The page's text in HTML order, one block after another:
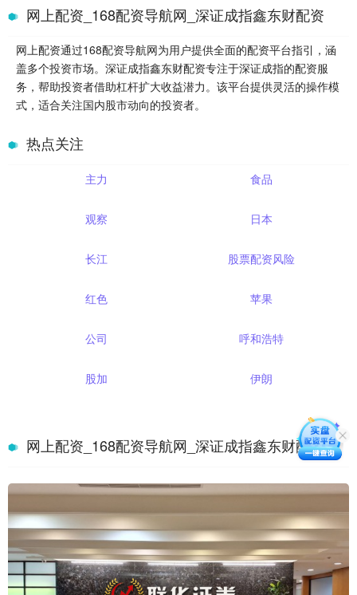
网上配资_168配资导航网_深证成指鑫东财配资
网上配资通过168配资导航网为用户提供全面的配资平台指引，涵
盖多个投资市场。深证成指鑫东财配资专注于深证成指的配资服
务，帮助投资者借助杠杆扩大收益潜力。该平台提供灵活的操作模
式，适合关注国内股市动向的投资者。
热点关注
主力 食品
观察 日本
长江 股票配资风险
红色 苹果
公司 呼和浩特
股加 伊朗
网上配资_168配资导航网_深证成指鑫东财配资